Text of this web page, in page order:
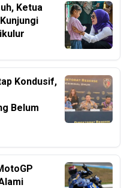
Ketua
Kondusif,
Belum